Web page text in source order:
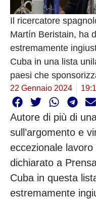
Il ricercatore
Martín Beristain, ha
estremamente
Cuba in una lista
paesi che
22 Gennaio 2024
Autore di più di
sull’argomento e
eccezionale
dichiarato a
Cuba in questa
estremamente